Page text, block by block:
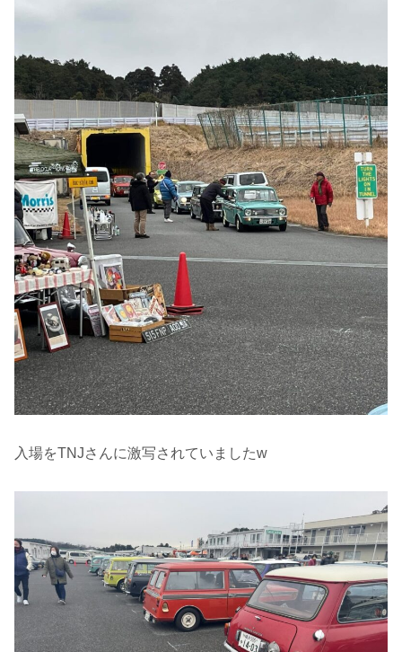
入場をTNJさんに激写されていましたw